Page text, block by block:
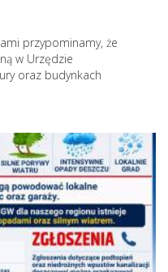
przypominamy, że
w Urzędzie
oraz budynkach